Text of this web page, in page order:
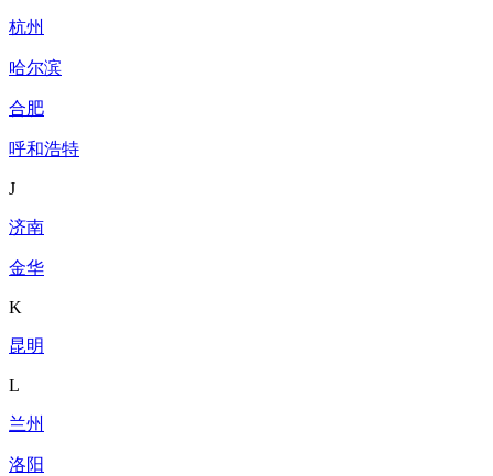
杭州
哈尔滨
合肥
呼和浩特
J
济南
金华
K
昆明
L
兰州
洛阳